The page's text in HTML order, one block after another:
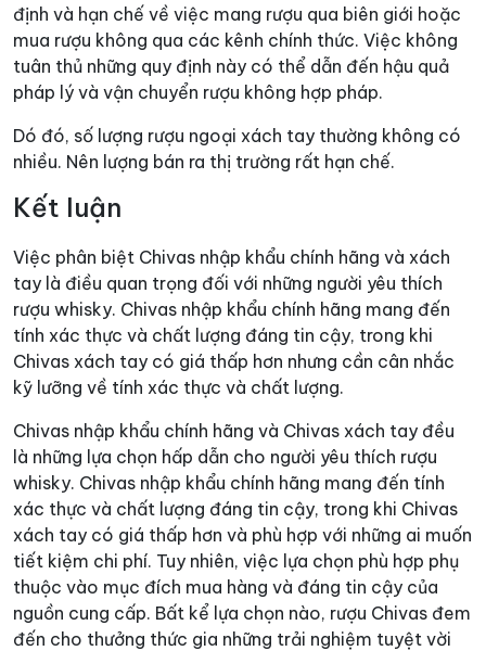
định và hạn chế về việc mang rượu qua biên giới hoặc
mua rượu không qua các kênh chính thức. Việc không
tuân thủ những quy định này có thể dẫn đến hậu quả
pháp lý và vận chuyển rượu không hợp pháp.
Dó đó, số lượng rượu ngoại xách tay thường không có
nhiều. Nên lượng bán ra thị trường rất hạn chế.
Kết luận
Việc phân biệt Chivas nhập khẩu chính hãng và xách
tay là điều quan trọng đối với những người yêu thích
rượu whisky. Chivas nhập khẩu chính hãng mang đến
tính xác thực và chất lượng đáng tin cậy, trong khi
Chivas xách tay có giá thấp hơn nhưng cần cân nhắc
kỹ lưỡng về tính xác thực và chất lượng.
Chivas nhập khẩu chính hãng và Chivas xách tay đều
là những lựa chọn hấp dẫn cho người yêu thích rượu
whisky. Chivas nhập khẩu chính hãng mang đến tính
xác thực và chất lượng đáng tin cậy, trong khi Chivas
xách tay có giá thấp hơn và phù hợp với những ai muốn
tiết kiệm chi phí. Tuy nhiên, việc lựa chọn phù hợp phụ
thuộc vào mục đích mua hàng và đáng tin cậy của
nguồn cung cấp. Bất kể lựa chọn nào, rượu Chivas đem
đến cho thưởng thức gia những trải nghiệm tuyệt vời